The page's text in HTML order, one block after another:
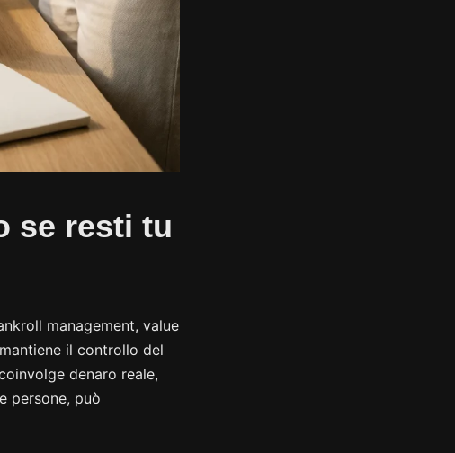
se resti tu
management, value
il controllo del
denaro reale,
persone, può